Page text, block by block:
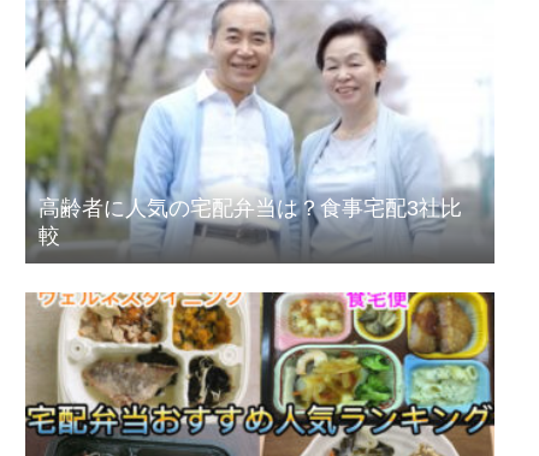
高齢者に人気の宅配弁当は？食事宅配3社比
較